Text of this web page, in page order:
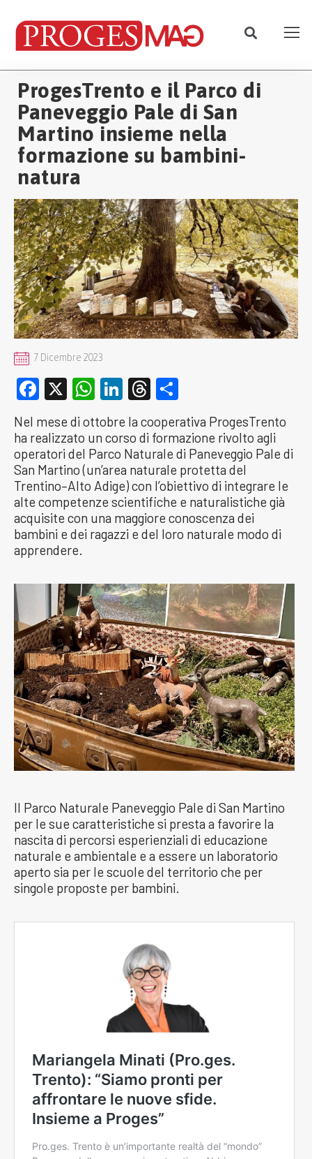
ProgesTrento e il Parco di
Paneveggio Pale di San
Martino insieme nella
formazione su bambini-
natura
7 Dicembre 2023
Facebook
X WhatsApp
LinkedIn
Threads
Nel mese di ottobre la cooperativa ProgesTrento
ha realizzato un corso di formazione rivolto agli
operatori del Parco Naturale di Paneveggio Pale di
San Martino (un’area naturale protetta del
Trentino–Alto Adige) con l’obiettivo di integrare le
alte competenze scientifiche e naturalistiche già
acquisite con una maggiore conoscenza dei
bambini e dei ragazzi e del loro naturale modo di
apprendere.
Il Parco Naturale Paneveggio Pale di San Martino
per le sue caratteristiche si presta a favorire la
nascita di percorsi esperienziali di educazione
naturale e ambientale e a essere un laboratorio
aperto sia per le scuole del territorio che per
singole proposte per bambini.